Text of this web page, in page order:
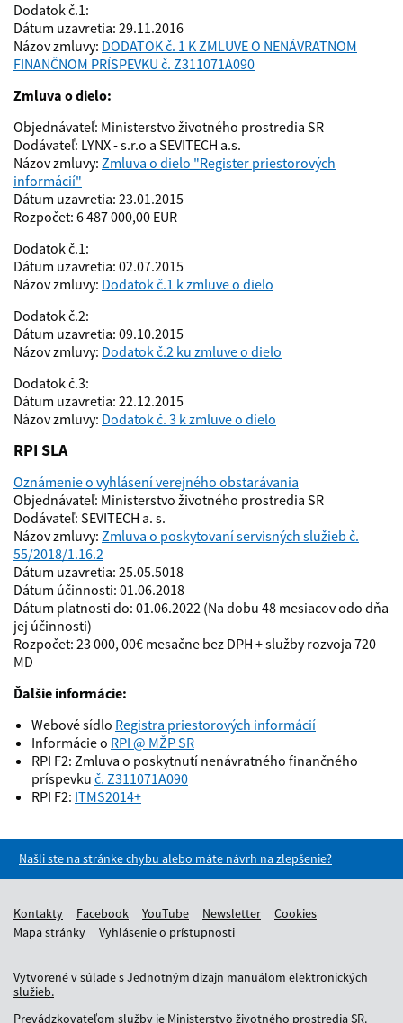
Dodatok č.1:
Dátum uzavretia: 29.11.2016
Názov zmluvy: DODATOK č. 1 K ZMLUVE O NENÁVRATNOM
FINANČNOM PRÍSPEVKU č. Z311071A090
Zmluva o dielo:
Objednávateľ: Ministerstvo životného prostredia SR
Dodávateľ: LYNX - s.r.o a SEVITECH a.s.
Názov zmluvy: Zmluva o dielo "Register priestorových
informácií"
Dátum uzavretia: 23.01.2015
Rozpočet: 6 487 000,00 EUR
Dodatok č.1:
Dátum uzavretia: 02.07.2015
Názov zmluvy: Dodatok č.1 k zmluve o dielo
Dodatok č.2:
Dátum uzavretia: 09.10.2015
Názov zmluvy: Dodatok č.2 ku zmluve o dielo
Dodatok č.3:
Dátum uzavretia: 22.12.2015
Názov zmluvy: Dodatok č. 3 k zmluve o dielo
RPI SLA
Oznámenie o vyhlásení verejného obstarávania
Objednávateľ: Ministerstvo životného prostredia SR
Dodávateľ: SEVITECH a. s.
Názov zmluvy: Zmluva o poskytovaní servisných služieb č.
55/2018/1.16.2
Dátum uzavretia: 25.05.5018
Dátum účinnosti: 01.06.2018
Dátum platnosti do: 01.06.2022 (Na dobu 48 mesiacov odo dňa
jej účinnosti)
Rozpočet: 23 000, 00€ mesačne bez DPH + služby rozvoja 720
MD
Ďalšie informácie:
Webové sídlo Registra priestorových informácií
Informácie o RPI @ MŽP SR
RPI F2: Zmluva o poskytnutí nenávratného finančného
príspevku č. Z311071A090
RPI F2: ITMS2014+
Našli ste na stránke chybu alebo máte návrh na zlepšenie?
Kontakty Facebook YouTube Newsletter
Cookies
Mapa stránky
Vyhlásenie o prístupnosti
Vytvorené v súlade sJednotným dizajn manuálom elektronických
služieb.
Prevádzkovateľom služby je Ministerstvo životného prostredia SR.